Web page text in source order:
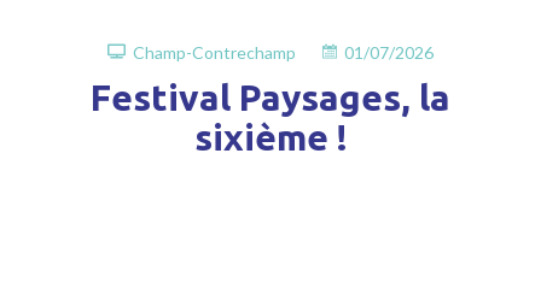
Champ-Contrechamp 01/07/2026
Festival Paysages, la
sixième !